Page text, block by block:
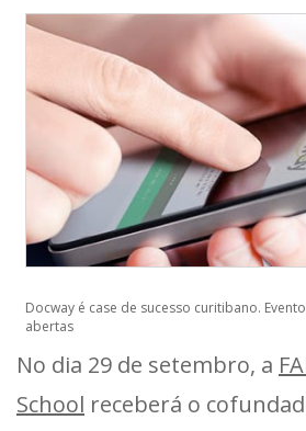
Docway é case de sucesso curitibano.
abertas
No dia 29 de setembro, a
School receberá o